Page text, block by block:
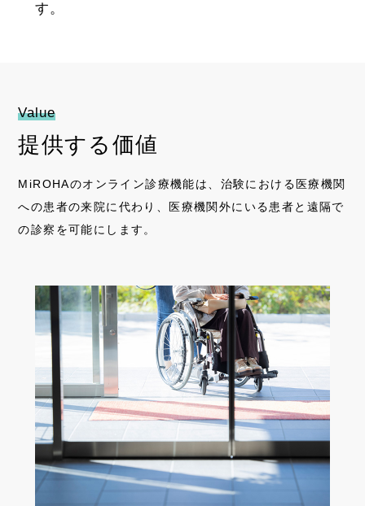
す。
Value
提供する価値
MiROHAのオンライン診療機能は、治験における医療機関
への患者の来院に代わり、医療機関外にいる患者と遠隔で
の診察を可能にします。